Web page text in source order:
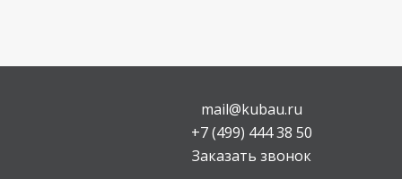
mail@kubau.ru
+7 (499) 444 38 50
Заказать звонок